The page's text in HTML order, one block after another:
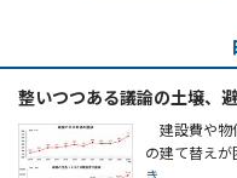
整いつつある議論の土壌、
建設費や物
の建て替え